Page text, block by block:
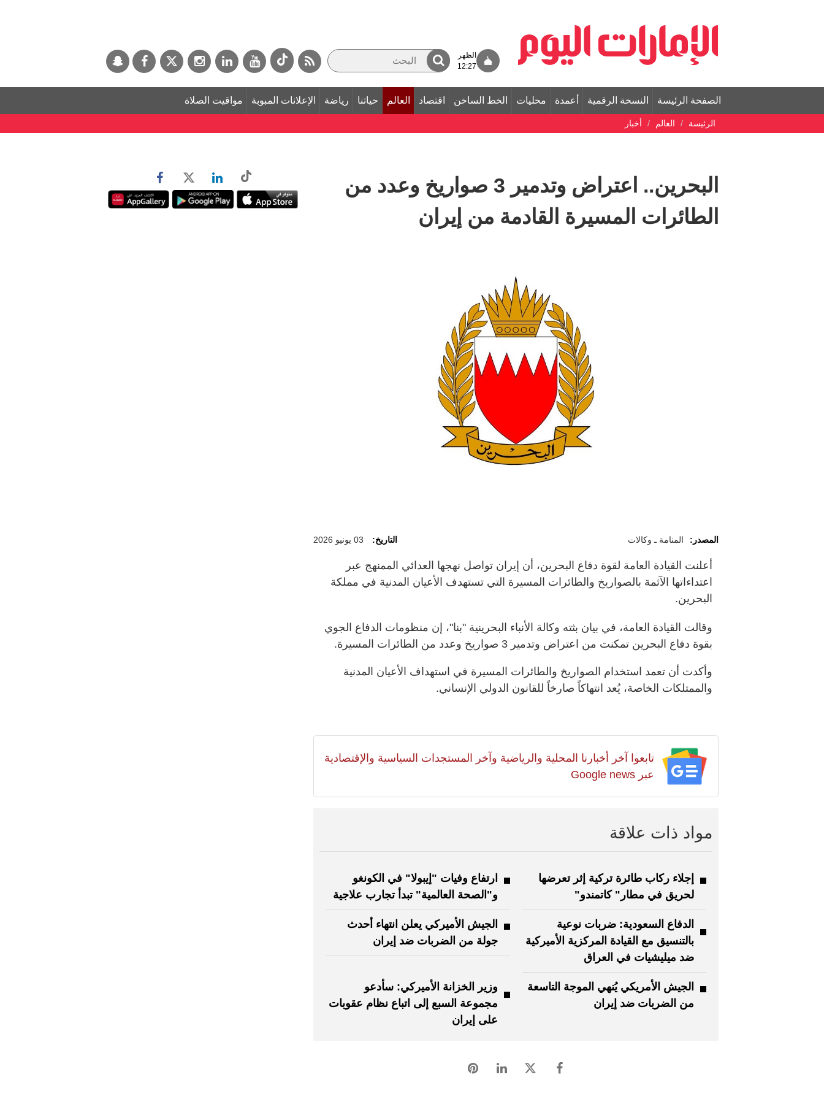
الظهر
12:27
الصفحة الرئيسة النسخة الرقمية أعمدة محليات الخط الساخن اقتصاد العالم حياتنا رياضة الإعلانات المبوبة مواقيت الصلاة
الرئيسة العالم أخبار
البحرين.. اعتراض وتدمير 3 صواريخ وعدد من
الطائرات المسيرة القادمة من إيران
المصدر: المنامة ـ وكالات التاريخ: 03 يونيو 2026
أعلنت القيادة العامة لقوة دفاع البحرين، أن إيران تواصل نهجها العدائي الممنهج عبر
اعتداءاتها الآثمة بالصواريخ والطائرات المسيرة التي تستهدف الأعيان المدنية في مملكة
البحرين.
وقالت القيادة العامة، في بيان بثته وكالة الأنباء البحرينية "بنا"، إن منظومات الدفاع الجوي
بقوة دفاع البحرين تمكنت من اعتراض وتدمير 3 صواريخ وعدد من الطائرات المسيرة.
وأكدت أن تعمد استخدام الصواريخ والطائرات المسيرة في استهداف الأعيان المدنية
والممتلكات الخاصة، يُعد انتهاكاً صارخاً للقانون الدولي الإنساني.
تابعوا آخر أخبارنا المحلية والرياضية وآخر المستجدات السياسية والإقتصادية
عبر Google news
مواد ذات علاقة
إجلاء ركاب طائرة تركية إثر تعرضها
لحريق في مطار" كاتمندو"
ارتفاع وفيات "إيبولا" في الكونغو
و"الصحة العالمية" تبدأ تجارب علاجية
الدفاع السعودية: ضربات نوعية
بالتنسيق مع القيادة المركزية الأميركية
ضد ميليشيات في العراق
الجيش الأميركي يعلن انتهاء أحدث
جولة من الضربات ضد إيران
الجيش الأمريكي يُنهي الموجة التاسعة
من الضربات ضد إيران
وزير الخزانة الأميركي: سأدعو
مجموعة السبع إلى اتباع نظام عقوبات
على إيران